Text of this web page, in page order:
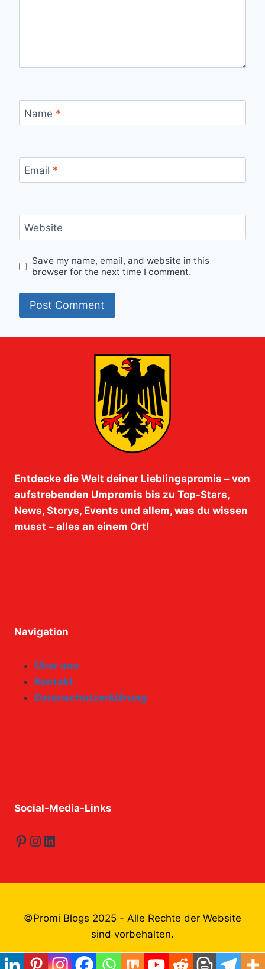
Name *
Email *
Website
Save my name, email, and website in this
browser for the next time I comment.
Entdecke die Welt deiner Lieblingspromis – von
aufstrebenden Umpromis bis zu Top-Stars,
News, Storys, Events und allem, was du wissen
musst – alles an einem Ort!
Navigation
Über uns
Kontakt
Datenschutzerklärung
Social-Media-Links
Pinterest
Instagram
LinkedIn
©Promi Blogs 2025 - Alle Rechte der Website
sind vorbehalten.